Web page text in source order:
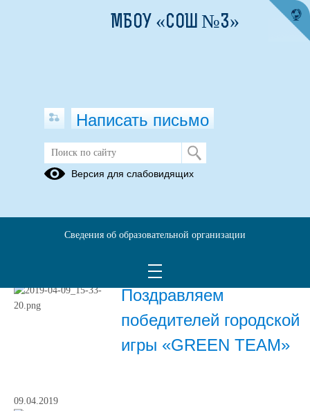
Наши победы
Поздравляем
победителей городской
игры «GREEN TEAM»
09.04.2019
МБОУ «СОШ №3»
Написать письмо
Версия для слабовидящих
Сведения об образовательной организации